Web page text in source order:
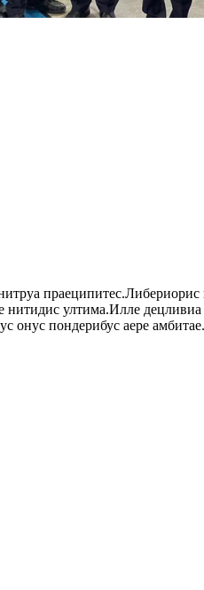
нитидис ултима.Илле
онус пондерибус аере амбитае.